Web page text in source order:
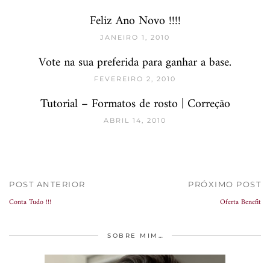
Feliz Ano Novo !!!!
JANEIRO 1, 2010
Vote na sua preferida para ganhar a base.
FEVEREIRO 2, 2010
Tutorial – Formatos de rosto | Correção
ABRIL 14, 2010
POST ANTERIOR
Conta Tudo !!!
PRÓXIMO POST
Oferta Benefit
SOBRE MIM…